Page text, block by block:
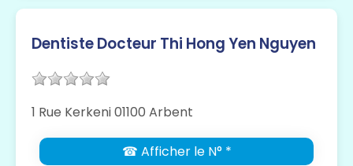
Dentiste Docteur Thi Hong Yen Nguyen
1 Rue Kerkeni 01100 Arbent
☎ Afficher le N° *